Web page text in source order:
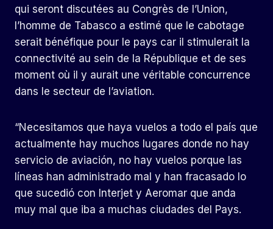
qui seront discutées au Congrès de l’Union,
l’homme de Tabasco a estimé que le cabotage
serait bénéfique pour le pays car il stimulerait la
connectivité au sein de la République et de ses
moment où il y aurait une véritable concurrence
dans le secteur de l’aviation.
“Necesitamos que haya vuelos a todo el país que
actualmente hay muchos lugares donde no hay
servicio de aviación, no hay vuelos porque las
líneas han administrado mal y han fracasado lo
que sucedió con Interjet y Aeromar que anda
muy mal que iba a muchas ciudades del Pays.